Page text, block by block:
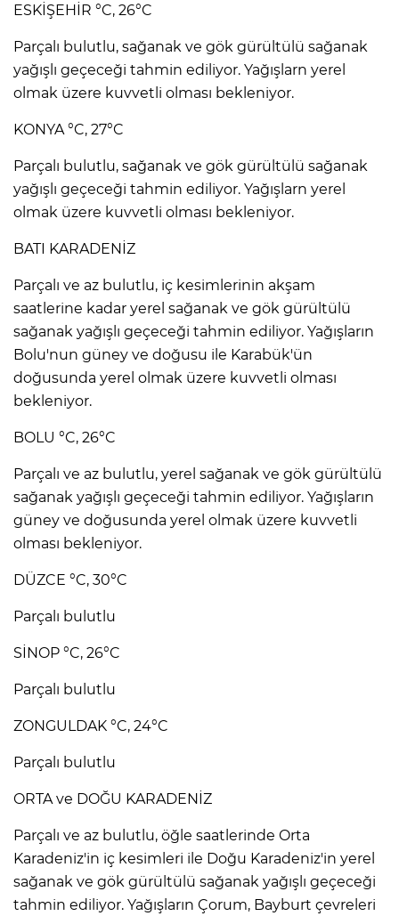
ESKİŞEHİR °C, 26°C
Parçalı bulutlu, sağanak ve gök gürültülü sağanak
yağışlı geçeceği tahmin ediliyor. Yağışlarn yerel
olmak üzere kuvvetli olması bekleniyor.
KONYA °C, 27°C
Parçalı bulutlu, sağanak ve gök gürültülü sağanak
yağışlı geçeceği tahmin ediliyor. Yağışlarn yerel
olmak üzere kuvvetli olması bekleniyor.
BATI KARADENİZ
Parçalı ve az bulutlu, iç kesimlerinin akşam
saatlerine kadar yerel sağanak ve gök gürültülü
sağanak yağışlı geçeceği tahmin ediliyor. Yağışların
Bolu'nun güney ve doğusu ile Karabük'ün
doğusunda yerel olmak üzere kuvvetli olması
bekleniyor.
BOLU °C, 26°C
Parçalı ve az bulutlu, yerel sağanak ve gök gürültülü
sağanak yağışlı geçeceği tahmin ediliyor. Yağışların
güney ve doğusunda yerel olmak üzere kuvvetli
olması bekleniyor.
DÜZCE °C, 30°C
Parçalı bulutlu
SİNOP °C, 26°C
Parçalı bulutlu
ZONGULDAK °C, 24°C
Parçalı bulutlu
ORTA ve DOĞU KARADENİZ
Parçalı ve az bulutlu, öğle saatlerinde Orta
Karadeniz'in iç kesimleri ile Doğu Karadeniz'in yerel
sağanak ve gök gürültülü sağanak yağışlı geçeceği
tahmin ediliyor. Yağışların Çorum, Bayburt çevreleri